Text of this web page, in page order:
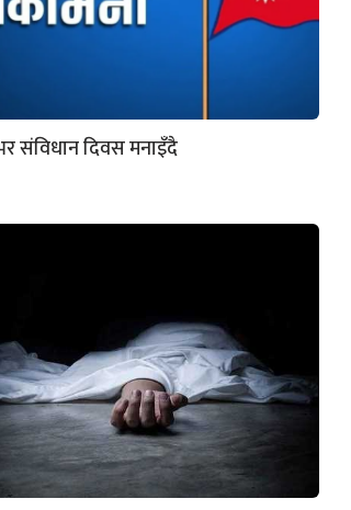
दिवस मनाइँदै